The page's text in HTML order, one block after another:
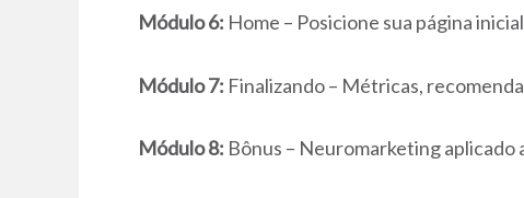
Módulo 6: Home – Posicione sua página
Módulo 7: Finalizando – Métricas,
Módulo 8: Bônus – Neuromarketing aplicado